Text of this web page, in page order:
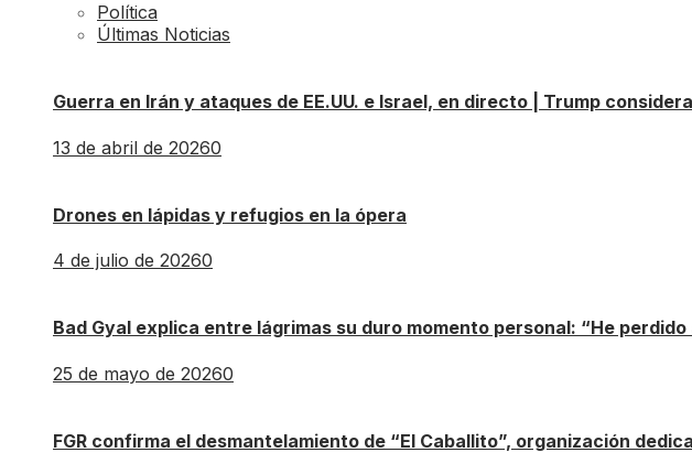
Política
Últimas Noticias
Guerra en Irán y ataques de EE.UU. e Israel, en directo | Trump
13 de abril de 20260
Drones en lápidas y refugios en la ópera
4 de julio de 20260
Bad Gyal explica entre lágrimas su duro momento personal: “He
25 de mayo de 20260
FGR confirma el desmantelamiento de “El Caballito”, organización